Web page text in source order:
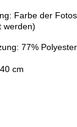
Farbe der
werden)
77%
cm